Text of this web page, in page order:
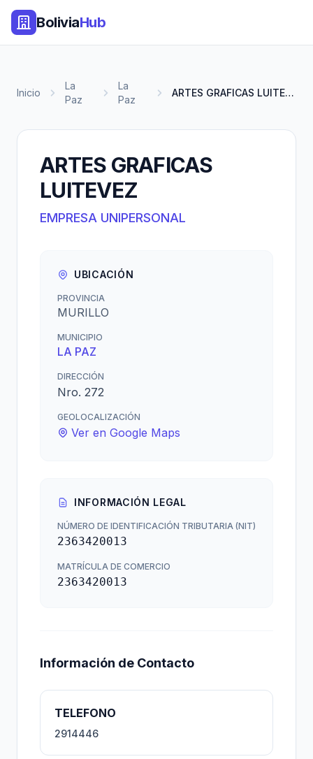
BoliviaHub
Inicio
La
Paz
La
Paz
ARTES GRAFICAS LUITEVEZ
ARTES GRAFICAS
LUITEVEZ
EMPRESA UNIPERSONAL
UBICACIÓN
PROVINCIA
MURILLO
MUNICIPIO
LA PAZ
DIRECCIÓN
Nro. 272
GEOLOCALIZACIÓN
Ver en Google Maps
INFORMACIÓN LEGAL
NÚMERO DE IDENTIFICACIÓN TRIBUTARIA (NIT)
2363420013
MATRÍCULA DE COMERCIO
2363420013
Información de Contacto
TELEFONO
2914446